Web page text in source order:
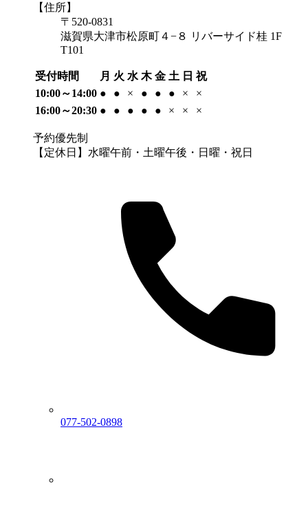
【住所】
〒520-0831
滋賀県大津市松原町４−８ リバーサイド桂 1F
T101
受付時間 月 火 水 木 金 土 日 祝
10:00～14:00 ● ● × ● ● ● ×
×
16:00～20:30 ● ● ● ● ● × × ×
予約優先制
【定休日】水曜午前・土曜午後・日曜・祝日
077-502-0898